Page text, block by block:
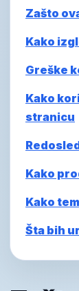
Zašto
Kako
Greške
Kako
stranicu
Kako
Kako
Šta bih